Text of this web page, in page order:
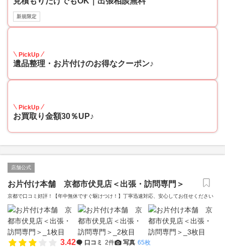
新規限定
PickUp
遺品整理・お片付けのお得なクーポン♪
PickUp
お買取り金額30％UP♪
店舗公式
お片付け本舗 京都市伏見店＜出張・訪問専門＞
京都で口コミ好評！【年中無休ですぐ駆けつけ！】丁寧迅速対応、安心してお任せください
3.42 口コミ 2件 写真 65枚